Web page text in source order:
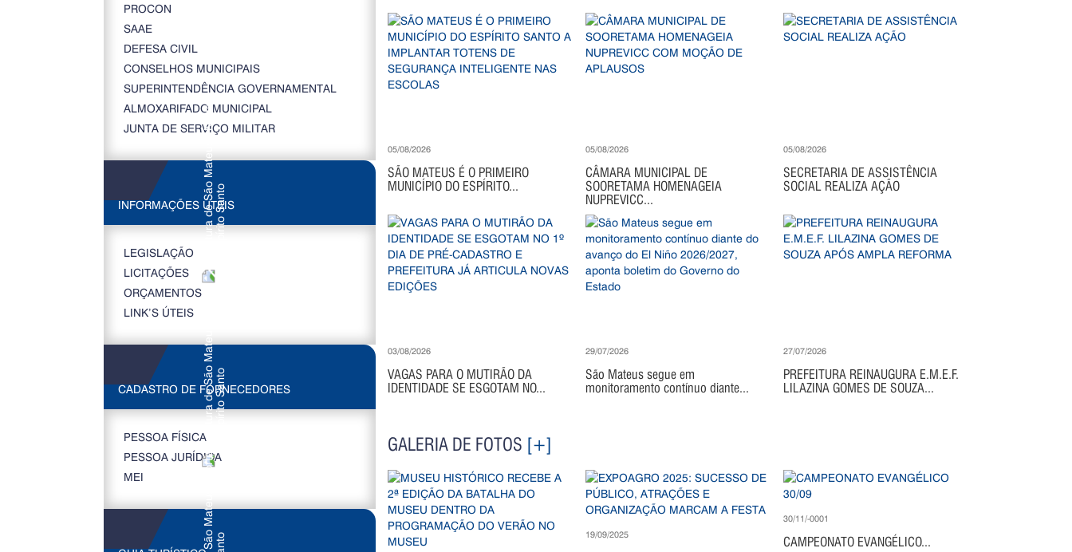
PROCON
SAAE
DEFESA CIVIL
CONSELHOS MUNICIPAIS
SUPERINTENDÊNCIA GOVERNAMENTAL
ALMOXARIFADO MUNICIPAL
JUNTA DE SERVIÇO MILITAR
INFORMAÇÕES ÚTEIS
LEGISLAÇÃO
LICITAÇÕES
ORÇAMENTOS
LINK’S ÚTEIS
CADASTRO DE FORNECEDORES
PESSOA FÍSICA
PESSOA JURÍDICA
MEI
05/08/2026
SÃO MATEUS É O PRIMEIRO
MUNICÍPIO DO ESPÍRITO...
05/08/2026
CÂMARA MUNICIPAL DE
SOORETAMA HOMENAGEIA
NUPREVICC...
05/08/2026
SECRETARIA DE ASSISTÊNCIA
SOCIAL REALIZA AÇÃO
03/08/2026
VAGAS PARA O MUTIRÃO DA
IDENTIDADE SE ESGOTAM NO...
29/07/2026
São Mateus segue em
monitoramento contínuo diante...
27/07/2026
PREFEITURA REINAUGURA E.M.E.F.
LILAZINA GOMES DE SOUZA...
GALERIA DE FOTOS [+]
19/09/2025
30/11/-0001
CAMPEONATO EVANGÉLICO...